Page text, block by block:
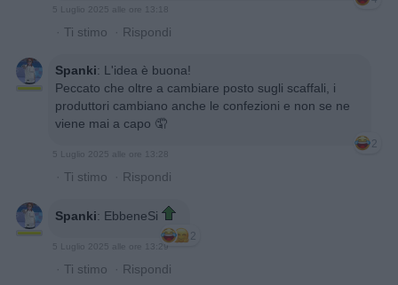
5 Luglio 2025 alle ore 13:18
· Ti stimo · Rispondi
Spanki: L'idea è buona!
Peccato che oltre a cambiare posto sugli scaffali, i
produttori cambiano anche le confezioni e non se ne
viene mai a capo 🤦
2
5 Luglio 2025 alle ore 13:28
· Ti stimo · Rispondi
Spanki: EbbeneSi
2
5 Luglio 2025 alle ore 13:29
· Ti stimo · Rispondi